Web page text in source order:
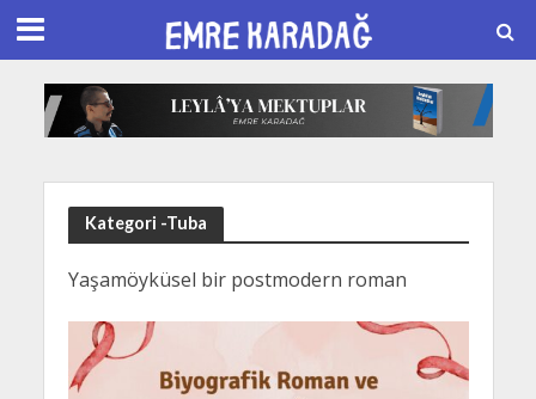
Kategori -Tuba
Yaşamöyküsel bir postmodern roman